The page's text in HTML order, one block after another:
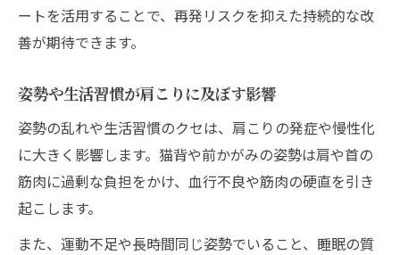
ートを活用することで、再発リスクを抑えた持続的な改
善が期待できます。
姿勢や生活習慣が肩こりに及ぼす影響
姿勢の乱れや生活習慣のクセは、肩こりの発症や慢性化
に大きく影響します。猫背や前かがみの姿勢は肩や首の
筋肉に過剰な負担をかけ、血行不良や筋肉の硬直を引き
起こします。
また、運動不足や長時間同じ姿勢でいること、睡眠の質